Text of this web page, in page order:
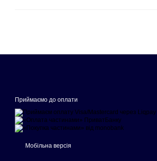
Приймаємо до оплати
Мобільна версія